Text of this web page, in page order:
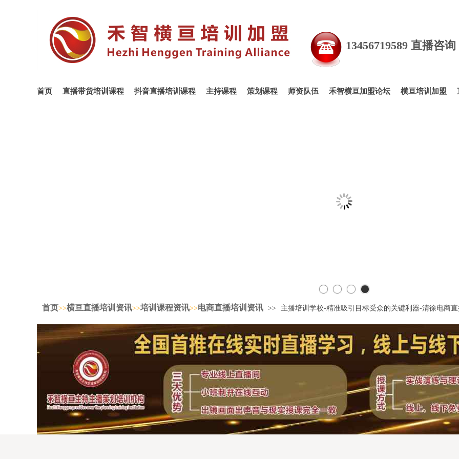
13456719589 直播咨
首页 直播带货培训课程 抖音直播培训课程 主持课程 策划课程 师资队伍 禾智横亘加盟论坛 横亘培训加盟
首页>>横亘直播培训资讯>>培训课程资讯>>电商直播培训资讯 >> 主播培训学校-精准吸引目标受众的关键利器-清徐电商